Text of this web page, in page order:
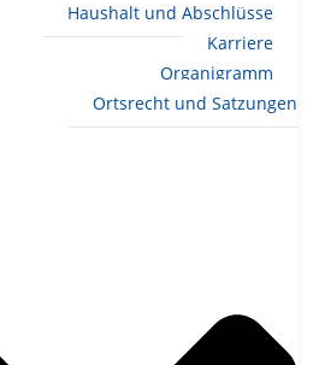
Haushalt und Abschlüsse
Karriere
Organigramm
Ortsrecht und Satzungen